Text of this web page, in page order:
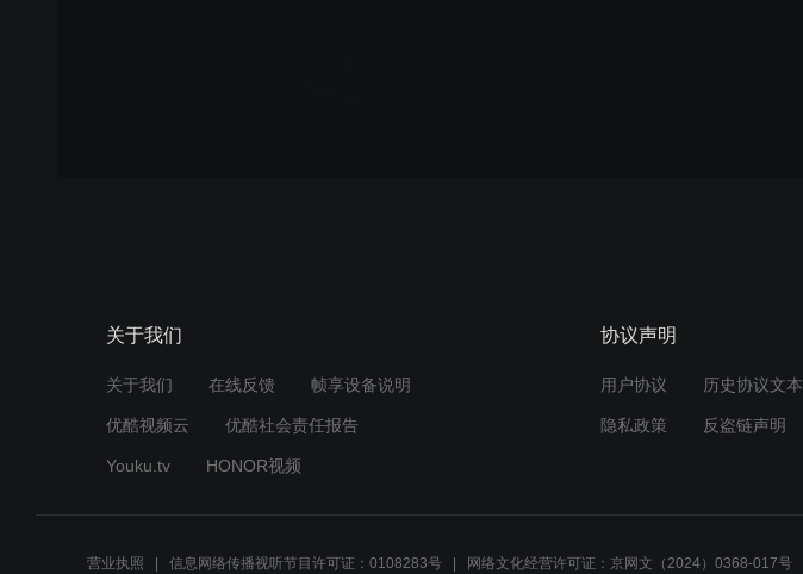
关于我们
关于我们 在线反馈 帧享设备说明
优酷视频云 优酷社会责任报告
Youku.tv HONOR视频
协议声明
用户协议 历史协议文本
隐私政策 反盗链声明
营业执照 信息网络传播视听节目许可证：0108283号 网络文化经营许可证：京网文（2024）0368-017号